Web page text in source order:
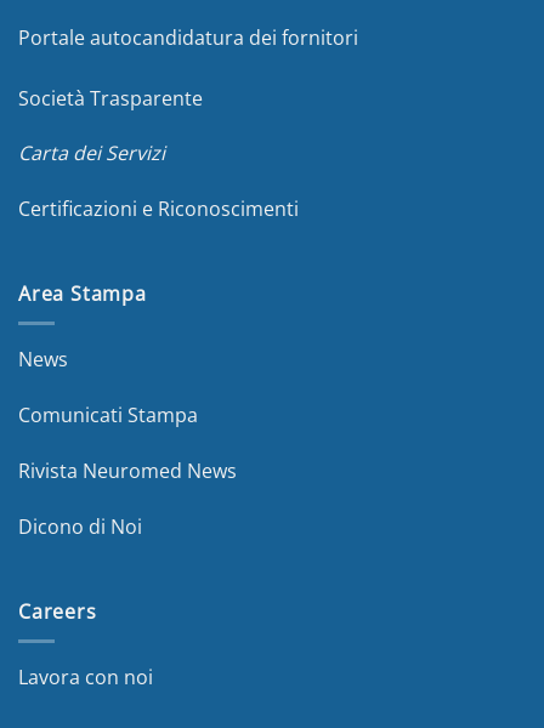
Portale autocandidatura dei fornitori
Società Trasparente
Carta dei Servizi
Certificazioni e Riconoscimenti
Area Stampa
News
Comunicati Stampa
Rivista Neuromed News
Dicono di Noi
Careers
Lavora con noi